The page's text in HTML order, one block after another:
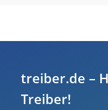
treiber.de –
Treiber!